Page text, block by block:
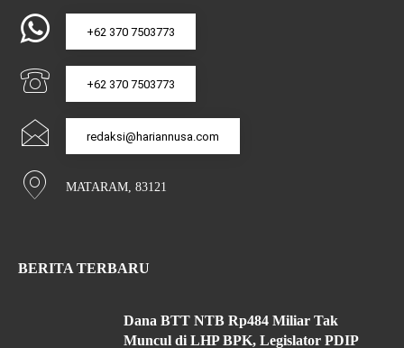
+62 370 7503773
+62 370 7503773
redaksi@hariannusa.com
MATARAM, 83121
BERITA TERBARU
Dana BTT NTB Rp484 Miliar Tak
Muncul di LHP BPK, Legislator PDIP